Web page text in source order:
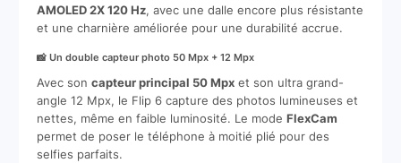
AMOLED 2X 120 Hz, avec une dalle encore plus résistante
et une charnière améliorée pour une durabilité accrue.
📸 Un double capteur photo 50 Mpx + 12 Mpx
Avec son capteur principal 50 Mpxet son ultra grand-
angle 12 Mpx, le Flip 6 capture des photos lumineuses et
nettes, même en faible luminosité. Le mode FlexCam
permet de poser le téléphone à moitié plié pour des
selfies parfaits.